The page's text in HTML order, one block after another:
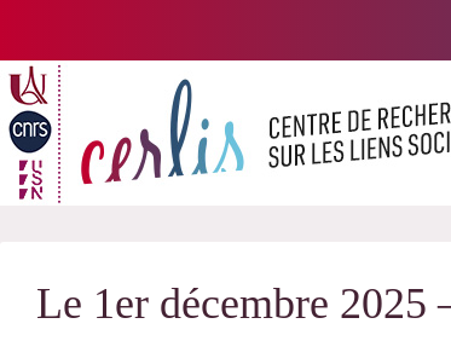
Le 1er décembre 2025